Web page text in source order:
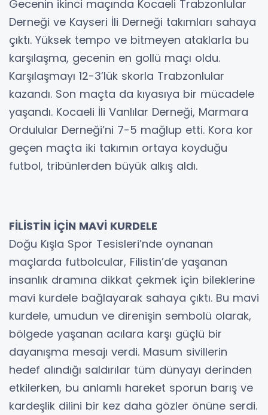
Gecenin ikinci maçında Kocaeli Trabzonlular
Derneği ve Kayseri İli Derneği takımları sahaya
çıktı. Yüksek tempo ve bitmeyen ataklarla bu
karşılaşma, gecenin en gollü maçı oldu.
Karşılaşmayı 12-3’lük skorla Trabzonlular
kazandı. Son maçta da kıyasıya bir mücadele
yaşandı. Kocaeli İli Vanlılar Derneği, Marmara
Ordulular Derneği’ni 7-5 mağlup etti. Kora kor
geçen maçta iki takımın ortaya koyduğu
futbol, tribünlerden büyük alkış aldı.
FİLİSTİN İÇİN MAVİ KURDELE
Doğu Kışla Spor Tesisleri’nde oynanan
maçlarda futbolcular, Filistin’de yaşanan
insanlık dramına dikkat çekmek için bileklerine
mavi kurdele bağlayarak sahaya çıktı. Bu mavi
kurdele, umudun ve direnişin sembolü olarak,
bölgede yaşanan acılara karşı güçlü bir
dayanışma mesajı verdi. Masum sivillerin
hedef alındığı saldırılar tüm dünyayı derinden
etkilerken, bu anlamlı hareket sporun barış ve
kardeşlik dilini bir kez daha gözler önüne serdi.